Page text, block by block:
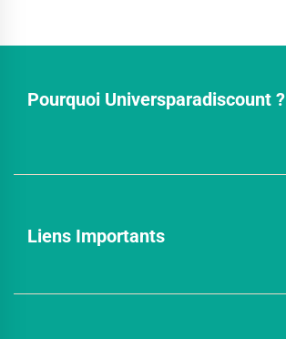
Pourquoi Universparadiscount ?
Liens Importants